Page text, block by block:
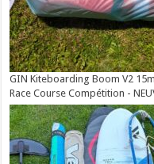
GIN Kiteboarding Boom V2
Race Course Compétition -